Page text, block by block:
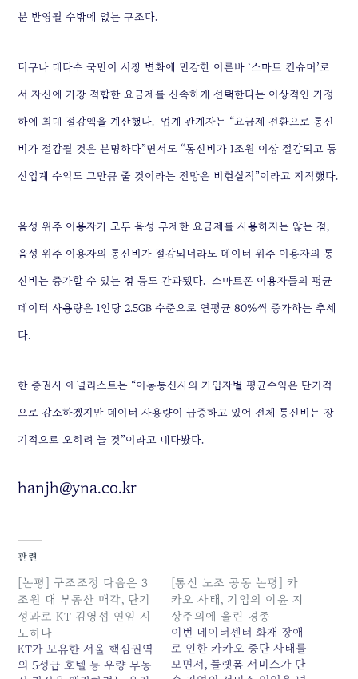
분 반영될 수밖에 없는 구조다.
더구나 대다수 국민이 시장 변화에 민감한 이른바 ‘스마트 컨슈머’로
서 자신에 가장 적합한 요금제를 신속하게 선택한다는 이상적인 가정
하에 최대 절감액을 계산했다. 업계 관계자는 “요금제 전환으로 통신
비가 절감될 것은 분명하다”면서도 “통신비가 1조원 이상 절감되고 통
신업계 수익도 그만큼 줄 것이라는 전망은 비현실적”이라고 지적했다.
음성 위주 이용자가 모두 음성 무제한 요금제를 사용하지는 않는 점,
음성 위주 이용자의 통신비가 절감되더라도 데이터 위주 이용자의 통
신비는 증가할 수 있는 점 등도 간과됐다.스마트폰 이용자들의 평균
데이터 사용량은 1인당 2.5GB 수준으로 연평균 80％씩 증가하는 추세
다.
한 증권사 애널리스트는 “이동통신사의 가입자별 평균수익은 단기적
으로 감소하겠지만 데이터 사용량이 급증하고 있어 전체 통신비는 장
기적으로 오히려 늘 것”이라고 내다봤다.
hanjh@yna.co.kr
관련
[논평] 구조조정 다음은 3
조원 대 부동산 매각, 단기
성과로 KT 김영섭 연임 시
도하나
KT가 보유한 서울 핵심권역
의 5성급 호텔 등 우량 부동
[통신 노조 공동 논평] 카
카오 사태, 기업의 이윤 지
상주의에 울린 경종
이번 데이터센터 화재 장애
로 인한 카카오 중단 사태를
보면서, 플랫폼 서비스가 단